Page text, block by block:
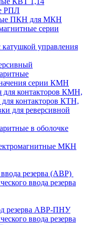
РПЛ
ПКН для МКН
серии
управления
серии КМН
для контакторов КМН,
контакторов КТН,
для реверсивной
в оболочке
МКН
резерва (АВР)
ввода резерва
резерва АВР-ПНУ
ввода резерва